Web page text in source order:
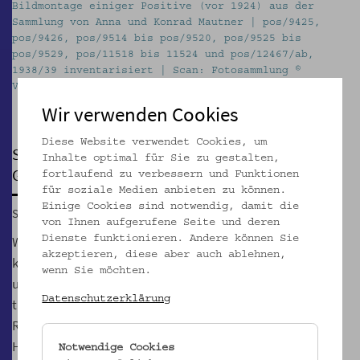
Bildmontage einiger Positive (vor 1924) aus der
Sammlung von Anna und Konrad Mautner | pos/9425,
pos/9426, pos/9514 bis pos/9520, pos/9525 bis
pos/9529, pos/11518 bis 11524 und pos/12467/ab,
1938/39 inventarisiert | Scan: Fotosammlung ©
Volkskundemuseum Wien
SONNTAGSFÜHRUNG
Gesammelt um jeden Preis!
So, 30.07.2023, 15:00
Warum Objekte durch den Nationalsozialismus ins Museum
kamen und wie wir damit umgehen. Provenienzforschung
und Restitution kann man nicht ausstellen?! Wir tun es
trotzdem! Die Ausstellung handelt von NS-Raub, Recht und
Rückgabe. Sie stellt die Erforschung des Erwerbs und der
Herkunft von Dingen im Museum vor und geht deren
Wir verwenden Cookies
Diese Website verwendet Cookies, um
Inhalte optimal für Sie zu gestalten,
fortlaufend zu verbessern und Funktionen
für soziale Medien anbieten zu können.
Einige Cookies sind notwendig, damit die
von Ihnen aufgerufene Seite und deren
Dienste funktionieren. Andere können Sie
akzeptieren, diese aber auch ablehnen,
wenn Sie möchten.
Datenschutzerklärung
Notwendige Cookies